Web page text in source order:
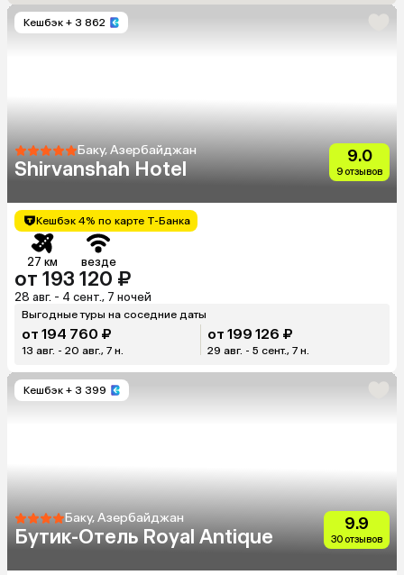
Кешбэк + 3 862
Баку, Азербайджан
Shirvanshah Hotel
9.0
9 отзывов
Кешбэк 4% по карте Т-Банка
27 км везде
от 193 120 ₽
28 авг. - 4 сент., 7 ночей
Выгодные туры на соседние даты
от 194 760 ₽
13 авг. - 20 авг., 7 н.
от 199 126 ₽
29 авг. - 5 сент., 7 н.
Кешбэк + 3 399
Баку, Азербайджан
Бутик-Отель Royal Antique
9.9
30 отзывов